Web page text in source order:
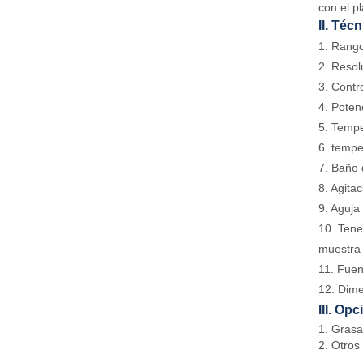
con el
II.
1.
2.
3.
4.
5.
6.
7. Baño
8.
9.
10.
muestra
11.
12.
III.
1.
2.